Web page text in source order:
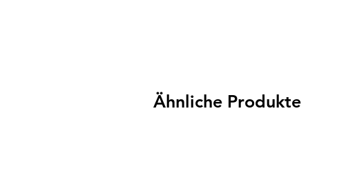
Ähnliche Produkte